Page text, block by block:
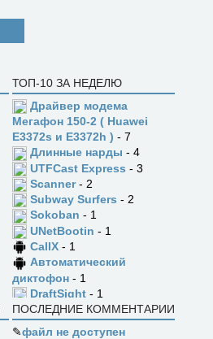
ТОП-10 ЗА НЕДЕЛЮ
Драйвер модема
Мегафон 150-2 ( Huawei
E3372s и E3372h ) - 7
Длинные нарды - 4
UTFCast Express - 3
Scanner- 2
Subway Surfers - 2
Sokoban - 1
UNetBootin - 1
CallX - 1
Автоматический
диктофон - 1
DraftSight - 1
ПОСЛЕДНИЕ КОММЕНТАРИИ
✎файл не доступен